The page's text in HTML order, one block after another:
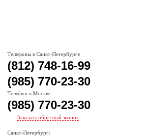
Телефоны в Санкт-Петербурге
(812) 748-16-99
(985) 770-23-30
Телефон в Москве:
(985) 770-23-30
Заказать обратный звонок
Санкт-Петербург: